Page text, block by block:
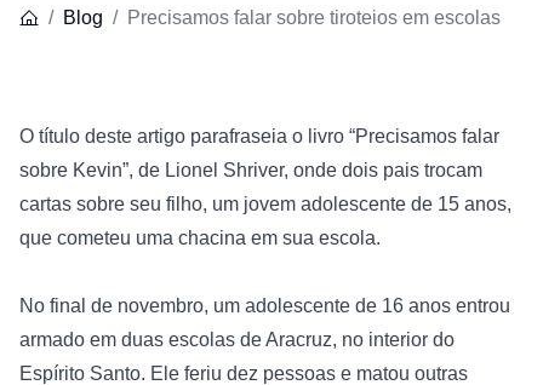
Blog Precisamos falar sobre tiroteios em escolas
O título deste artigo parafraseia o livro “Precisamos falar
sobre Kevin”, de Lionel Shriver, onde dois pais trocam
cartas sobre seu filho, um jovem adolescente de 15 anos,
que cometeu uma chacina em sua escola.
No final de novembro, um adolescente de 16 anos entrou
armado em duas escolas de Aracruz, no interior do
Espírito Santo. Ele feriu dez pessoas e matou outras